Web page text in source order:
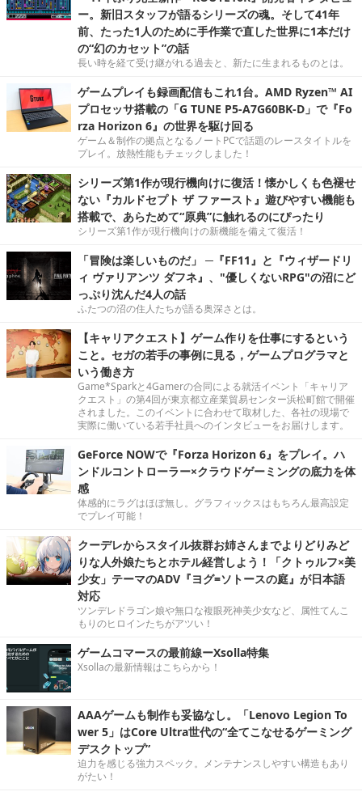
ー。新旧スタッフが語るシリーズの魂。そして41年
前、たった1人のために手作業で直した世界に1本だけ
の“幻のカセット”の話
長い時を経て受け継がれる過去と、新たに生まれるものとは。
ゲームプレイも録画配信もこれ1台。AMD Ryzen™ AI
プロセッサ搭載の「G TUNE P5-A7G60BK-D」で『Fo
rza Horizon 6』の世界を駆け回る
ゲーム＆制作の拠点となるノートPCで話題のレースタイトルを
プレイ。放熱性能もチェックしました！
シリーズ第1作が現行機向けに復活！懐かしくも色褪せ
ない『カルドセプト ザ ファースト』遊びやすい機能も
搭載で、あらためて“原典”に触れるのにぴったり
シリーズ第1作が現行機向けの新機能を備えて復活！
「冒険は楽しいものだ」 ─『FF11』と『ウィザードリ
ィ ヴァリアンツ ダフネ』、"優しくないRPG"の沼にど
っぷり沈んだ4人の話
ふたつの沼の住人たちが語る奥深さとは。
【キャリアクエスト】ゲーム作りを仕事にするという
こと。セガの若手の事例に見る，ゲームプログラマと
いう働き方
Game*Sparkと4Gamerの合同による就活イベント「キャリア
クエスト」の第4回が東京都立産業貿易センター浜松町館で開催
されました。このイベントに合わせて取材した、各社の現場で
実際に働いている若手社員へのインタビューをお届けします。
GeForce NOWで『Forza Horizon 6』をプレイ。ハ
ンドルコントローラー×クラウドゲーミングの底力を体
感
体感的にラグはほぼ無し。グラフィックスはもちろん最高設定
でプレイ可能！
クーデレからスタイル抜群お姉さんまでよりどりみど
りな人外娘たちとホテル経営しよう！「クトゥルフ×美
少女」テーマのADV『ヨグ=ソトースの庭』が日本語
対応
ツンデレドラゴン娘や無口な複眼死神美少女など、属性てんこ
もりのヒロインたちがアツい！
ゲームコマースの最前線ーXsolla特集
Xsollaの最新情報はこちらから！
AAAゲームも制作も妥協なし。「Lenovo Legion To
wer 5」はCore Ultra世代の“全てこなせるゲーミング
デスクトップ”
迫力を感じる強力スペック。メンテナンスしやすい構造もあり
がたい！